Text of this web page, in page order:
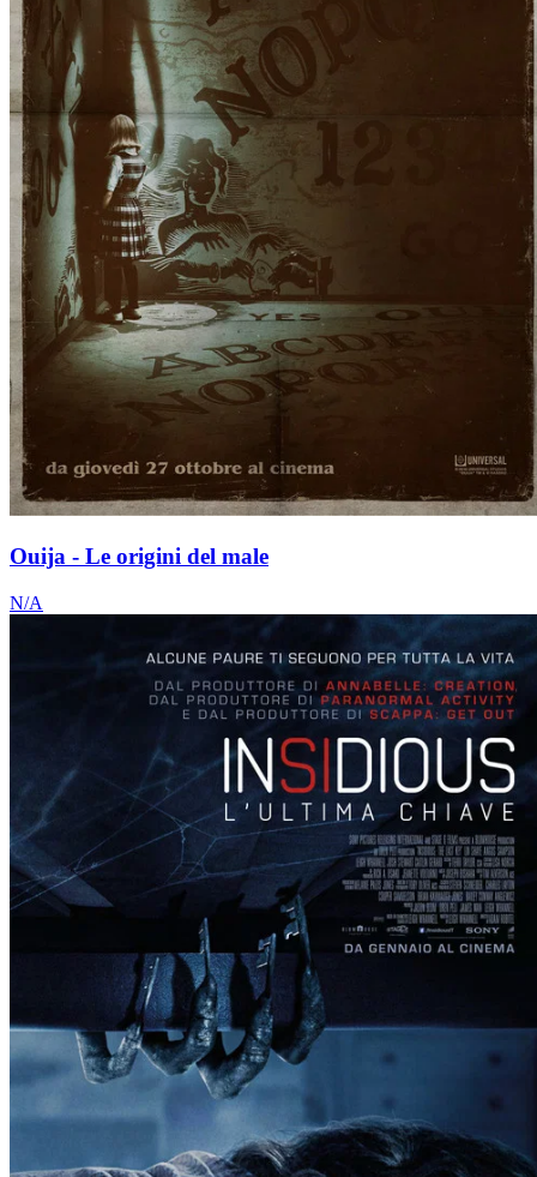
Ouija - Le origini del male
N/A